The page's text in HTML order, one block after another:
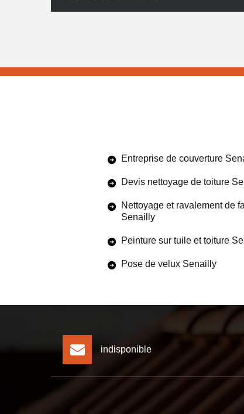
Entreprise de couverture
Devis nettoyage de toiture
Nettoyage et ravalement de
Senailly
Peinture sur tuile et toiture
Pose de velux Senailly
indisponible